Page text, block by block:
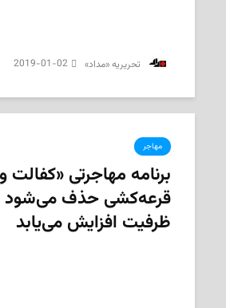
‌ تحریریه «مداد» 2019-01-02
مهاجر
برنامه مهاجرتی «کفالت
قرعه‌کشی حذف می‌شود
ظرفیت افزایش می‌یابد